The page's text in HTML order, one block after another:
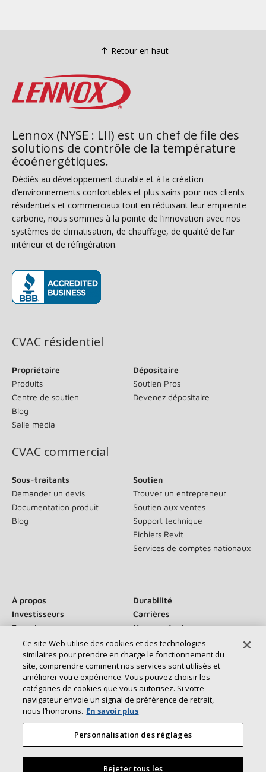
Retour en haut
Lennox (NYSE : LII) est un chef de file des
solutions de contrôle de la température
écoénergétiques.
Dédiés au développement durable et à la création
d’environnements confortables et plus sains pour nos clients
résidentiels et commerciaux tout en réduisant leur empreinte
carbone, nous sommes à la pointe de l’innovation avec nos
systèmes de climatisation, de chauffage, de qualité de l’air
intérieur et de réfrigération.
CVAC résidentiel
Propriétaire
Produits
Centre de soutien
Blog
Salle média
Dépositaire
Soutien Pros
Devenez dépositaire
CVAC commercial
Sous-traitants
Demander un devis
Documentation produit
Blog
Soutien
Trouver un entrepreneur
Soutien aux ventes
Support technique
Fichiers Revit
Services de comptes nationaux
À propos
Durabilité
Investisseurs
Carrières
Fournisseurs
Nous contacter
Salle de presse
Communiquez avec nous :
Ce site Web utilise des cookies et des technologies
similaires pour prendre en charge le fonctionnement du
site, comprendre comment nos services sont utilisés et
améliorer votre expérience. Vous pouvez choisir les
catégories de cookies que vous autorisez. Si votre
navigateur envoie un signal de préférence de retrait,
nous l’honorons. En savoir plus
Personnalisation des réglages
Rejeter tous les